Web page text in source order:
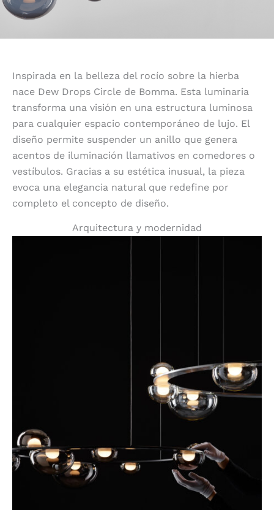
Inspirada en la belleza del rocío sobre la hierba
nace Dew Drops Circle de Bomma. Esta luminaria
transforma una visión en una estructura luminosa
para cualquier espacio contemporáneo de lujo. El
diseño permite suspender un anillo que genera
acentos de iluminación llamativos en comedores o
vestíbulos. Gracias a su estética inusual, la pieza
evoca una elegancia natural que redefine por
completo el concepto de diseño.
Arquitectura y modernidad